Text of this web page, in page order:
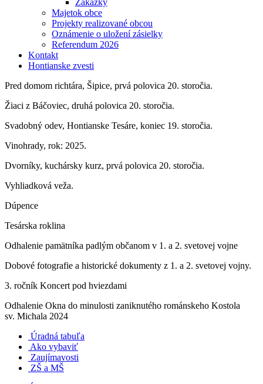
Zákazky
Majetok obce
Projekty realizované obcou
Oznámenie o uložení zásielky
Referendum 2026
Kontakt
Hontianske zvesti
Pred domom richtára, Šipice, prvá polovica 20. storočia.
Žiaci z Báčoviec, druhá polovica 20. storočia.
Svadobný odev, Hontianske Tesáre, koniec 19. storočia.
Vinohrady, rok: 2025.
Dvorníky, kuchársky kurz, prvá polovica 20. storočia.
Vyhliadková veža.
Dúpence
Tesárska roklina
Odhalenie pamätníka padlým občanom v 1. a 2. svetovej vojne
Dobové fotografie a historické dokumenty z 1. a 2. svetovej vojny.
3. ročník Koncert pod hviezdami
Odhalenie Okna do minulosti zaniknutého románskeho Kostola
sv. Michala 2024
Úradná tabuľa
Ako vybaviť
Zaujímavosti
ZŠ a MŠ